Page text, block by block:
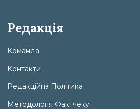
Редакція
Команда
Контакти
Редакційна Політика
Методологія Фактчеку